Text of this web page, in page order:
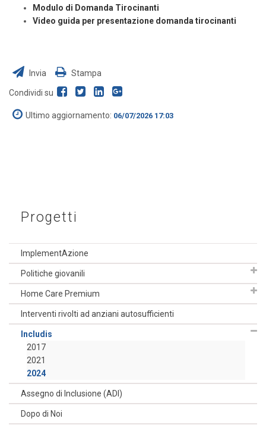
Modulo di Domanda Tirocinanti
Video guida per presentazione domanda tirocinanti
Invia Stampa
Condividi su
Ultimo aggiornamento: 06/07/2026 17:03
Progetti
ImplementAzione
Politiche giovanili
Home Care Premium
Interventi rivolti ad anziani autosufficienti
Includis
2017
2021
2024
Assegno di Inclusione (ADI)
Dopo di Noi